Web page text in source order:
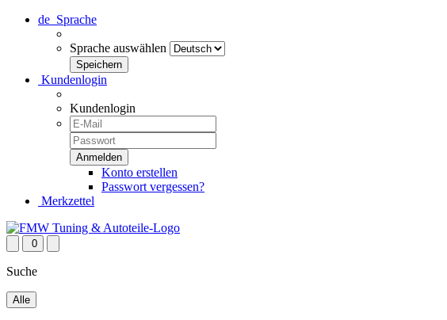
de Sprache
Sprache auswählen
Kundenlogin
Kundenlogin
Konto erstellen
Passwort vergessen?
Merkzettel
0
Suche
Alle